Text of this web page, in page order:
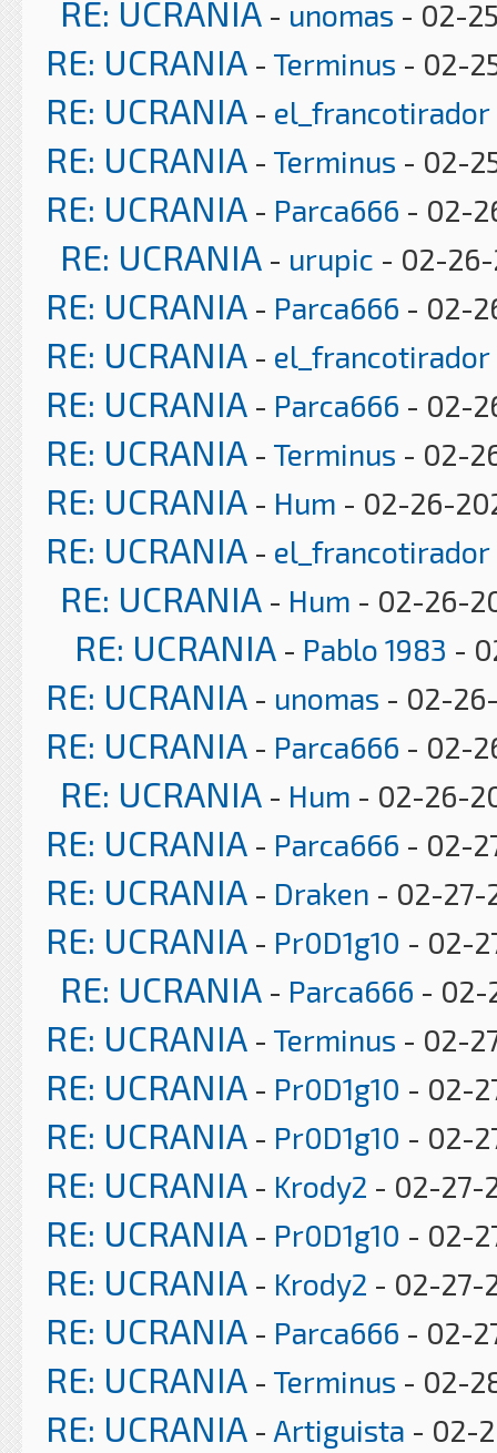
RE: UCRANIA - unomas - 02-
RE: UCRANIA - Terminus - 02-
RE: UCRANIA - el_francotirador
RE: UCRANIA - Terminus - 02-
RE: UCRANIA - Parca666 - 02-
RE: UCRANIA - urupic - 02-26-
RE: UCRANIA - Parca666 - 02-
RE: UCRANIA - el_francotirador
RE: UCRANIA - Parca666 - 02-
RE: UCRANIA - Terminus - 02-
RE: UCRANIA - Hum - 02-26-
RE: UCRANIA - el_francotirador
RE: UCRANIA - Hum - 02-26-
RE: UCRANIA - Pablo 1983 -
RE: UCRANIA - unomas - 02-
RE: UCRANIA - Parca666 - 02-
RE: UCRANIA - Hum - 02-26-
RE: UCRANIA - Parca666 - 02-
RE: UCRANIA - Draken - 02-27-
RE: UCRANIA - Pr0D1g10 - 02-
RE: UCRANIA - Parca666 - 02-
RE: UCRANIA - Terminus - 02-
RE: UCRANIA - Pr0D1g10 - 02-
RE: UCRANIA - Pr0D1g10 - 02-
RE: UCRANIA - Krody2 - 02-27-
RE: UCRANIA - Pr0D1g10 - 02-
RE: UCRANIA - Krody2 - 02-27-
RE: UCRANIA - Parca666 - 02-
RE: UCRANIA - Terminus - 02-
RE: UCRANIA - Artiguista - 02-